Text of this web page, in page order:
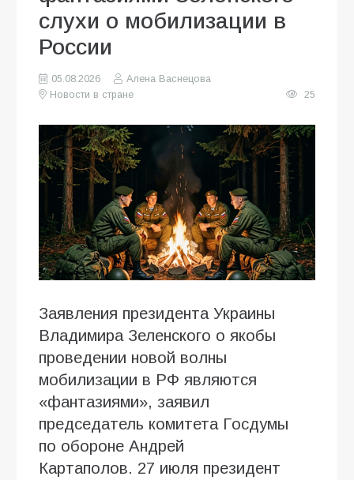
слухи о мобилизации в
России
05.08.2026
Алена Васнецова
Новости в стране
25
Заявления президента Украины
Владимира Зеленского о якобы
проведении новой волны
мобилизации в РФ являются
«фантазиями», заявил
председатель комитета Госдумы
по обороне Андрей
Картаполов. 27 июля президент